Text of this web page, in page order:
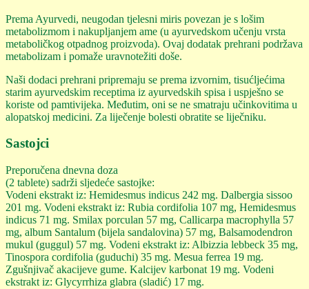
Prema Ayurvedi, neugodan tjelesni miris povezan je s lošim
metabolizmom i nakupljanjem ame (u ayurvedskom učenju vrsta
metaboličkog otpadnog proizvoda). Ovaj dodatak prehrani podržava
metabolizam i pomaže uravnotežiti doše.
Naši dodaci prehrani pripremaju se prema izvornim, tisućljećima
starim ayurvedskim receptima iz ayurvedskih spisa i uspješno se
koriste od pamtivijeka. Međutim, oni se ne smatraju učinkovitima u
alopatskoj medicini. Za liječenje bolesti obratite se liječniku.
Sastojci
Preporučena dnevna doza
(2 tablete) sadrži sljedeće sastojke:
Vodeni ekstrakt iz: Hemidesmus indicus 242 mg. Dalbergia sissoo
201 mg. Vodeni ekstrakt iz: Rubia cordifolia 107 mg, Hemidesmus
indicus 71 mg. Smilax porculan 57 mg, Callicarpa macrophylla 57
mg, album Santalum (bijela sandalovina) 57 mg, Balsamodendron
mukul (guggul) 57 mg. Vodeni ekstrakt iz: Albizzia lebbeck 35 mg,
Tinospora cordifolia (guduchi) 35 mg. Mesua ferrea 19 mg.
Zgušnjivač akacijeve gume. Kalcijev karbonat 19 mg. Vodeni
ekstrakt iz: Glycyrrhiza glabra (sladić) 17 mg.